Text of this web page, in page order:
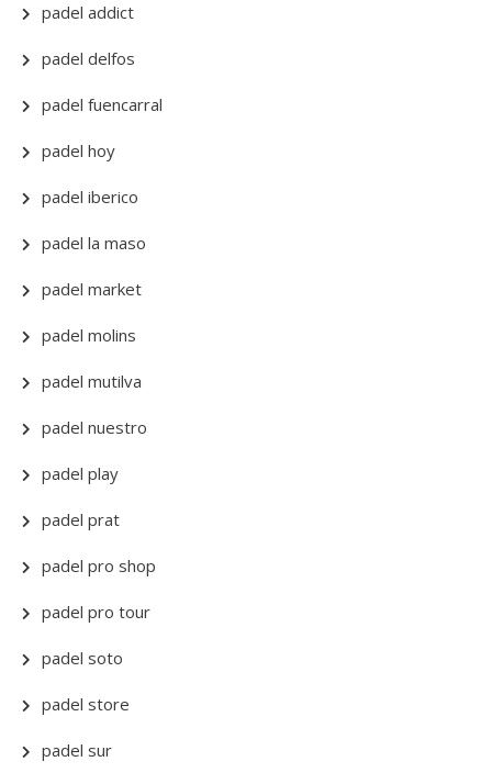
padel addict
padel delfos
padel fuencarral
padel hoy
padel iberico
padel la maso
padel market
padel molins
padel mutilva
padel nuestro
padel play
padel prat
padel pro shop
padel pro tour
padel soto
padel store
padel sur